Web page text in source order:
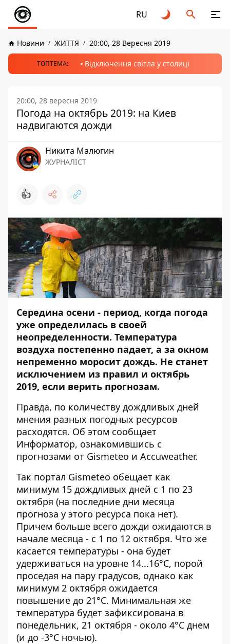
RU
Новини ЖИТТЯ 20:00, 28 Вересня 2019
ТОПТЕМА: Відключення світла у столиці
20:00, 28 вересня 2019
Погода на октябрь 2019: на Киев
надвигаются дожди
Никита Малюгин
ЖУРНАЛІСТ
👍
Середина осени - период, когда погода
уже определилась в своей
неопределенности. Температура
воздуха постепенно падает, а за окном
непременно моросит дождь. Не станет
исключением из правил и октябрь
2019, если верить прогнозам.
Правда, по количеству дождливых дней
мнения разных погодных ресурсов
расходятся. Об этом сообщает
Информатор, ознакомившись с
прогнозами от Gismeteo и Accuweather.
Так портал Gismeteo обещает как
минимум 15 дождливых дней с 1 по 23
октября (на последние дни месяца
прогноза у этого ресурса пока нет).
Причем больше всего дожди ожидаются в
начале месяца - с 1 по 12 октября. Что же
касается температуры - она будет
удерживаться на уровне 14...16°C, порой
проседая на пару градусов, однако как
минимум 2 октября ожидается
повышение до 21°C. Минимальная же
температура будет зафиксирована в
понедельник, 21 октября - около 4°C днем
(и до -3°C ночью).